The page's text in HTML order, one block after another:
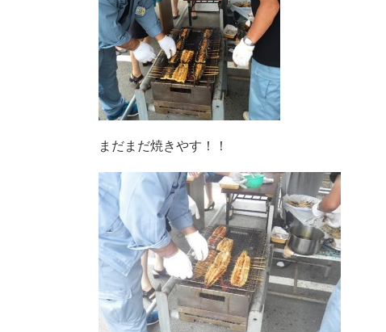
まだまだ焼きやす！！